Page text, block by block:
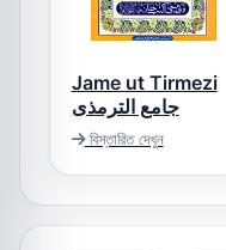
Jame ut Tirmezi
جامع الترمذی
বিস্তারিত দেখুন